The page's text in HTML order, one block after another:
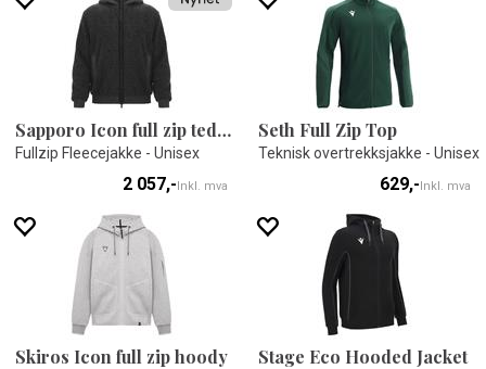
Sapporo Icon full zip teddy
Fullzip Fleecejakke - Unisex
2 057,-Inkl. mva
Seth Full Zip Top
Teknisk overtrekksjakke - Unisex
629,-Inkl. mva
Skiros Icon full zip hoody Stage Eco Hooded Jacket